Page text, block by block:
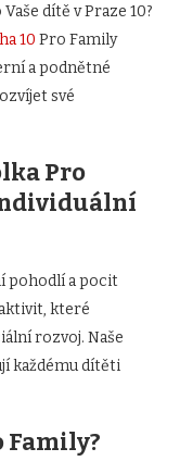
dítě v Praze 10?
10 Pro Family
a podnětné
své
Pro
pohodlí a pocit
které
rozvoj. Naše
každému dítěti
Family?